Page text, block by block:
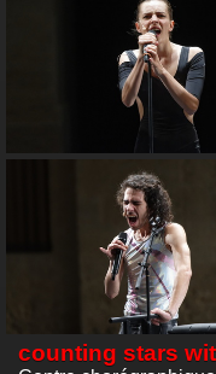
counting stars